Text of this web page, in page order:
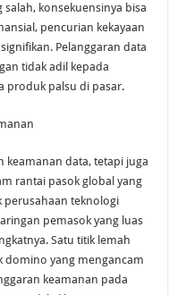
salah, konsekuensinya bisa
pencurian kekayaan
Pelanggaran data
tidak adil kepada
produk palsu di pasar.
keamanan data, tetapi juga
rantai pasok global yang
perusahaan teknologi
pemasok yang luas
Satu titik lemah
domino yang mengancam
keamanan pada